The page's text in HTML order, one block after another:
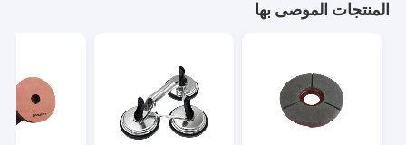
المنتجات الموصى بها